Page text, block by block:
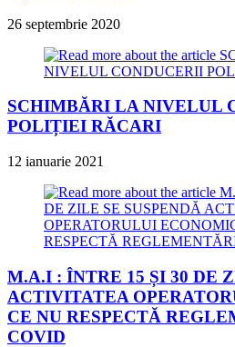
26 septembrie 2020
SCHIMBĂRI LA NIVELUL
POLIȚIEI RĂCARI
12 ianuarie 2021
M.A.I : ÎNTRE 15 ȘI 30 DE
ACTIVITATEA
CE NU RESPECTĂ
COVID